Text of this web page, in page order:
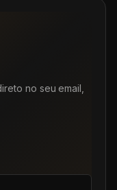
no seu email,